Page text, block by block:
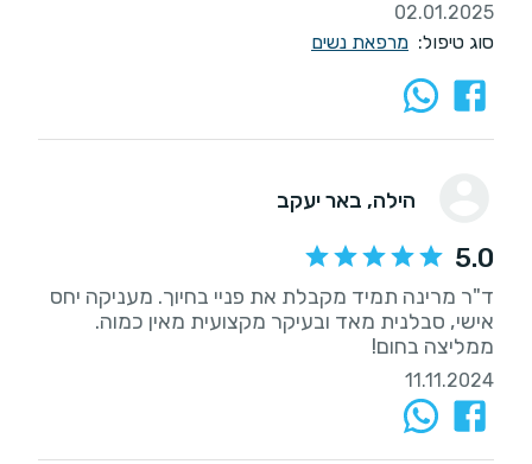
02.01.2025
סוג טיפול: מרפאת נשים
הילה, באר יעקב
5.0
ד"ר מרינה תמיד מקבלת את פניי בחיוך. מעניקה יחס
ממליצה בחום!
11.11.2024